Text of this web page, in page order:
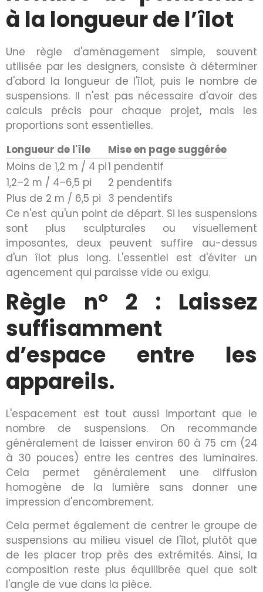
à la longueur de l’îlot
Une règle d'aménagement simple, souvent
utilisée par les designers, consiste à déterminer
d'abord la longueur de l'îlot, puis le nombre de
suspensions. Il n'est pas nécessaire d'avoir des
calculs précis pour chaque projet, mais les
proportions sont essentielles.
Longueur de l'île
Mise en page suggérée
Moins de 1,2 m / 4 pi1 pendentif
1,2–2 m / 4–6,5 pi
2 pendentifs
Plus de 2 m / 6,5 pi 3 pendentifs
Ce n'est qu'un point de départ. Si les suspensions
sont plus sculpturales ou visuellement
imposantes, deux peuvent suffire au-dessus
d'un îlot plus long. L'essentiel est d'éviter un
agencement qui paraisse vide ou exigu.
Règle n° 2 : Laissez
suffisamment
d’espace entre les
appareils.
L'espacement est tout aussi important que le
nombre de suspensions. On recommande
généralement de laisser environ 60 à 75 cm (24
à 30 pouces) entre les centres des luminaires.
Cela permet généralement une diffusion
homogène de la lumière sans donner une
impression d'encombrement.
Cela permet également de centrer le groupe de
suspensions au milieu visuel de l'îlot, plutôt que
de les placer trop près des extrémités. Ainsi, la
composition reste plus équilibrée quel que soit
l'angle de vue dans la pièce.